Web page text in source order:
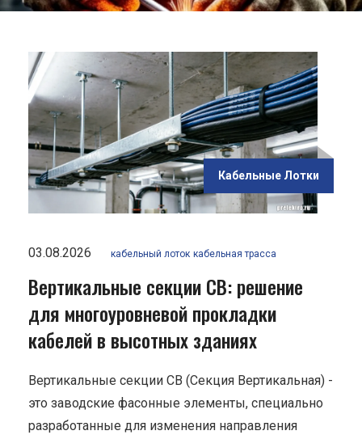
Кабельные Лотки
03.08.2026 кабельный лоток кабельная трасса
Вертикальные секции СВ: решение
для многоуровневой прокладки
кабелей в высотных зданиях
Вертикальные секции СВ (Секция Вертикальная) -
это заводские фасонные элементы, специально
разработанные для изменения направления